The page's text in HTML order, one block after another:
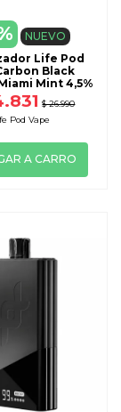
NUEVO
Life Pod
Black
Mint 4,5%
$ 26.990
Pod Vape
A CARRO